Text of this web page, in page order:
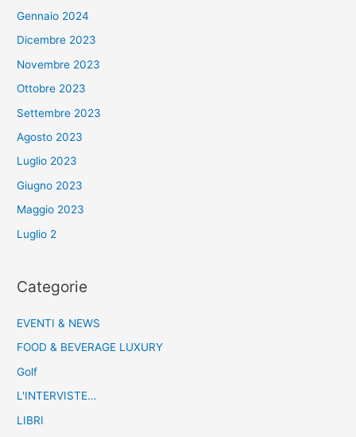
Gennaio 2024
Dicembre 2023
Novembre 2023
Ottobre 2023
Settembre 2023
Agosto 2023
Luglio 2023
Giugno 2023
Maggio 2023
Luglio 2
Categorie
EVENTI & NEWS
FOOD & BEVERAGE LUXURY
Golf
L'INTERVISTE…
LIBRI